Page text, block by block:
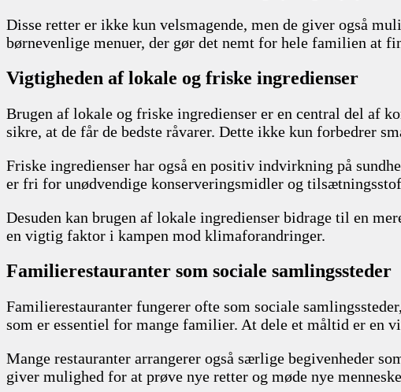
Disse retter er ikke kun velsmagende, men de giver også
børnevenlige menuer, der gør det nemt for hele familien at
Vigtigheden af lokale og friske ingredienser
Brugen af lokale og friske ingredienser er en central del af
sikre, at de får de bedste råvarer. Dette ikke kun forbedrer
Friske ingredienser har også en positiv indvirkning på
er fri for unødvendige konserveringsmidler og
Desuden kan brugen af lokale ingredienser bidrage til en
en vigtig faktor i kampen mod klimaforandringer.
Familierestauranter som sociale samlingssteder
Familierestauranter fungerer ofte som sociale
som er essentiel for mange familier. At dele et måltid er en
Mange restauranter arrangerer også særlige begivenheder
giver mulighed for at prøve nye retter og møde nye